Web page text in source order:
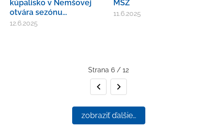
kúpalisko v Nemšovej
otvára sezónu...
12.6.2025
MSZ
11.6.2025
Strana 6 / 12
zobraziť ďalšie…